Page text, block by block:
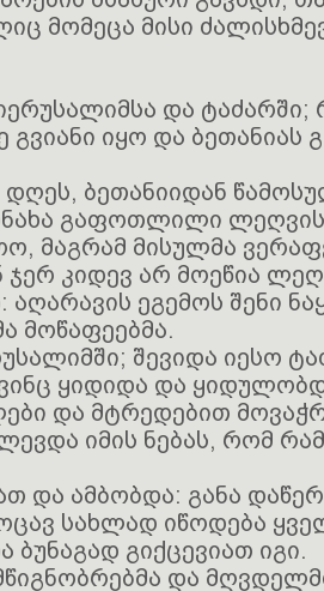
მომეცა მისი
და
გვიანი იყო და ბეთანიას
ბეთანიიდან
გაფოთლილი ლეღვის
მაგრამ მისულმა
ჯერ კიდევ არ მოეწია
აღარავის ეგემოს შენი
მოწაფეებმა.
შევიდა იესო
ყიდიდა და
და მტრედებით
იმის ნებას, რომ
და ამბობდა: განა
სახლად იწოდება
ბუნაგად გიქცევიათ იგი.
და